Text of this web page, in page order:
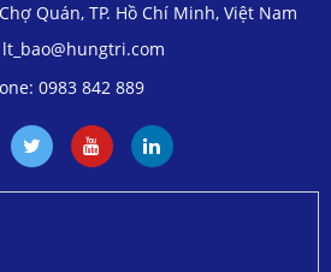
Quán, TP. Hồ Chí Minh, Việt Nam
0983 842 889